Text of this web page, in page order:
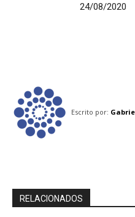
24/08/2020
Escrito por:
RELACIONADOS